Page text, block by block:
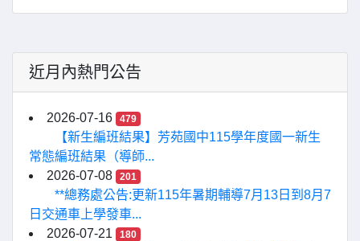
近月內熱門公告
2026-07-16 479
【新生編班結果】芳苑國中115學年度國一新生
常態編班結果（導師...
2026-07-08
201
**總務處公告:更新115年暑期輔導7月13日到8月7
日交通車上學發車...
2026-07-21
180